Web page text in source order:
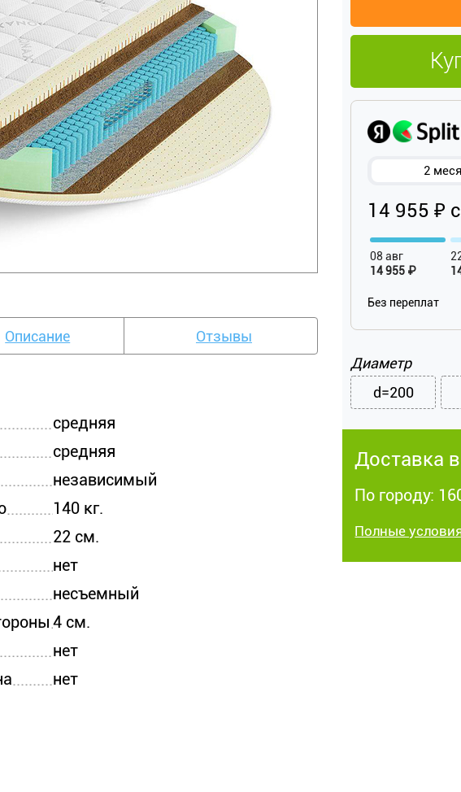
Описание Отзывы
средняя
средняя
независимый
140 кг.
22 см.
нет
несъемный
4 см.
нет
нет
2
14 955 ₽
08 авг
14 955 ₽
Без переплат
Диаметр
d=200
Доставка
По городу:
Полные